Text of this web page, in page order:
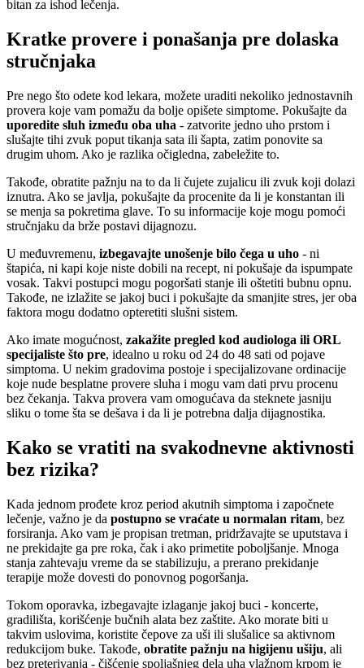
bitan za ishod lečenja.
Kratke provere i ponašanja pre dolaska
stručnjaka
Pre nego što odete kod lekara, možete uraditi nekoliko jednostavnih
provera koje vam pomažu da bolje opišete simptome. Pokušajte da
uporedite sluh između oba uha - zatvorite jedno uho prstom i
slušajte tihi zvuk poput tikanja sata ili šapta, zatim ponovite sa
drugim uhom. Ako je razlika očigledna, zabeležite to.
Takođe, obratite pažnju na to da li čujete zujalicu ili zvuk koji dolazi
iznutra. Ako se javlja, pokušajte da procenite da li je konstantan ili
se menja sa pokretima glave. To su informacije koje mogu pomoći
stručnjaku da brže postavi dijagnozu.
U međuvremenu, izbegavajte unošenje bilo čega u uho - ni
štapića, ni kapi koje niste dobili na recept, ni pokušaje da ispumpate
vosak. Takvi postupci mogu pogoršati stanje ili oštetiti bubnu opnu.
Takođe, ne izlažite se jakoj buci i pokušajte da smanjite stres, jer oba
faktora mogu dodatno opteretiti slušni sistem.
Ako imate mogućnost, zakažite pregled kod audiologa ili ORL
specijaliste što pre, idealno u roku od 24 do 48 sati od pojave
simptoma. U nekim gradovima postoje i specijalizovane ordinacije
koje nude besplatne provere sluha i mogu vam dati prvu procenu
bez čekanja. Takva provera vam omogućava da steknete jasniju
sliku o tome šta se dešava i da li je potrebna dalja dijagnostika.
Kako se vratiti na svakodnevne aktivnosti
bez rizika?
Kada jednom prođete kroz period akutnih simptoma i započnete
lečenje, važno je da postupno se vraćate u normalan ritam, bez
forsiranja. Ako vam je propisan tretman, pridržavajte se uputstava i
ne prekidajte ga pre roka, čak i ako primetite poboljšanje. Mnoga
stanja zahtevaju vreme da se stabilizuju, a prerano prekidanje
terapije može dovesti do ponovnog pogoršanja.
Tokom oporavka, izbegavajte izlaganje jakoj buci - koncerte,
gradilišta, korišćenje bučnih alata bez zaštite. Ako morate biti u
takvim uslovima, koristite čepove za uši ili slušalice sa aktivnom
redukcijom buke. Takođe, obratite pažnju na higijenu ušiju, ali
bez preterivanja - čišćenje spoljašnjeg dela uha vlažnom krpom je